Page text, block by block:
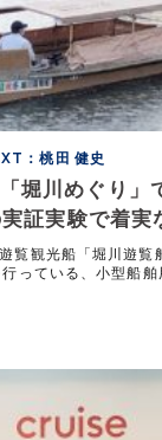
：桃田 健史
堀川めぐり」
証実験で着実
覧観光船「堀川遊覧
っている、小型船
者や利用者などから
進めてい